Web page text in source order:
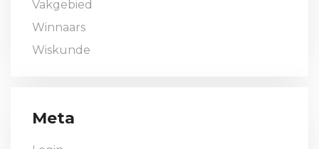
Vakgebied
Winnaars
Wiskunde
Meta